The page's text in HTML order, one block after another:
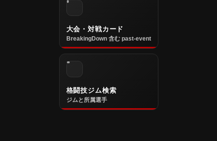
大会・対戦カード
BreakingDown 含む past-event
格闘技ジム検索
ジムと所属選手